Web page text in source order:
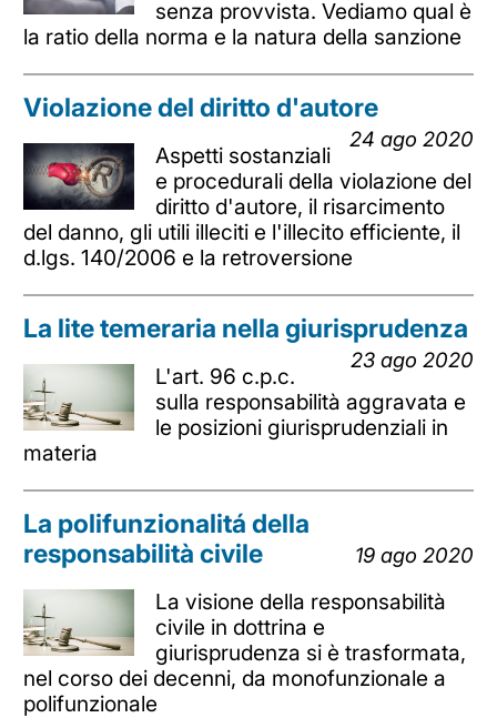
senza provvista. Vediamo qual è
la ratio della norma e la natura della sanzione
Violazione del diritto d'autore
24 ago 2020
Aspetti sostanziali
e procedurali della violazione del
diritto d'autore, il risarcimento
del danno, gli utili illeciti e l'illecito efficiente, il
d.lgs. 140/2006 e la retroversione
La lite temeraria nella giurisprudenza
23 ago 2020
L'art. 96 c.p.c.
sulla responsabilità aggravata e
le posizioni giurisprudenziali in
materia
La polifunzionalitá della
responsabilità civile
19 ago 2020
La visione della responsabilità
civile in dottrina e
giurisprudenza si è trasformata,
nel corso dei decenni, da monofunzionale a
polifunzionale